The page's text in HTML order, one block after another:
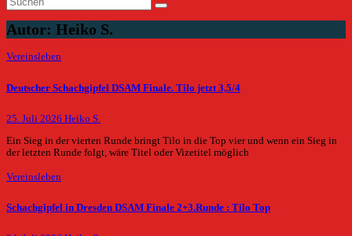
Autor: Heiko S.
Vereinsleben
Deutscher Schachgipfel DSAM Finale. Tilo jetzt 3,5/4
25. Juli 2026 Heiko S.
Ein Sieg in der vierten Runde bringt Tilo in die Top vier und wenn ein Sieg in
der letzten Runde folgt, wäre Titel oder Vizetitel möglich
Vereinsleben
Schachgipfel in Dresden DSAM Finale 2+3.Runde : Tilo Top